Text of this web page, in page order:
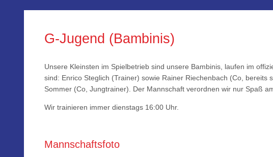
G-Jugend (Bambinis)
Unsere Kleinsten im Spielbetrieb sind unsere Bambinis, laufen im
sind: Enrico Steglich (Trainer) sowie Rainer Riechenbach (Co, bereits
Sommer (Co, Jungtrainer). Der Mannschaft verordnen wir nur Spaß
Wir trainieren immer dienstags 16:00 Uhr.
Mannschaftsfoto